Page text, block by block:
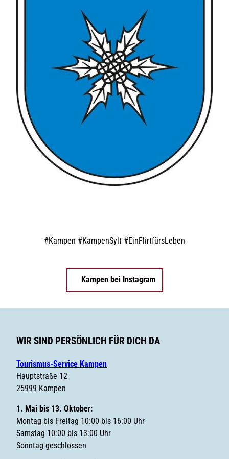
#Kampen #KampenSylt #EinFlirtfürsLeben
Kampen bei Instagram
WIR SIND PERSÖNLICH FÜR DICH DA
Tourismus-Service Kampen
Hauptstraße 12
25999 Kampen
1. Mai bis 13. Oktober:
Montag bis Freitag 10:00 bis 16:00 Uhr
Samstag 10:00 bis 13:00 Uhr
Sonntag geschlossen